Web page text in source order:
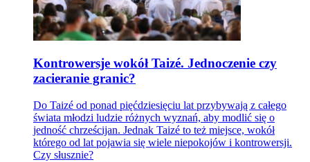
Kontrowersje wokół Taizé. Jednoczenie czy
zacieranie granic?
Do Taizé od ponad pięćdziesięciu lat przybywają z całego
świata młodzi ludzie różnych wyznań, aby modlić się o
jedność chrześcijan. Jednak Taizé to też miejsce, wokół
którego od lat pojawia się wiele niepokojów i kontrowersji.
Czy słusznie?